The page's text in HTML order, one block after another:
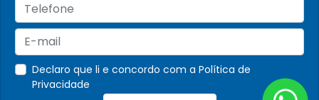
Declaro que li e concordo com a Política de
Privacidade